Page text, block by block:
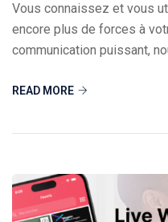
Vous connaissez et vous
encore plus de forces à
communication puissant,
READ MORE